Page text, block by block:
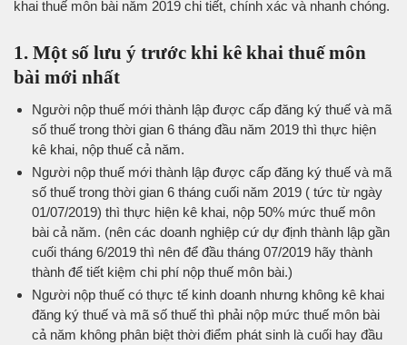
khai thuế môn bài năm 2019 chi tiết, chính xác và nhanh chóng.
1. Một số lưu ý trước khi kê khai thuế môn
bài mới nhất
Người nộp thuế mới thành lập được cấp đăng ký thuế và mã
số thuế trong thời gian 6 tháng đầu năm 2019 thì thực hiện
kê khai, nộp thuế cả năm.
Người nộp thuế mới thành lập được cấp đăng ký thuế và mã
số thuế trong thời gian 6 tháng cuối năm 2019 ( tức từ ngày
01/07/2019) thì thực hiện kê khai, nộp 50% mức thuế môn
bài cả năm. (nên các doanh nghiệp cứ dự định thành lập gần
cuối tháng 6/2019 thì nên để đầu tháng 07/2019 hãy thành
thành để tiết kiệm chi phí nộp thuế môn bài.)
Người nộp thuế có thực tế kinh doanh nhưng không kê khai
đăng ký thuế và mã số thuế thì phải nộp mức thuế môn bài
cả năm không phân biệt thời điểm phát sinh là cuối hay đầu